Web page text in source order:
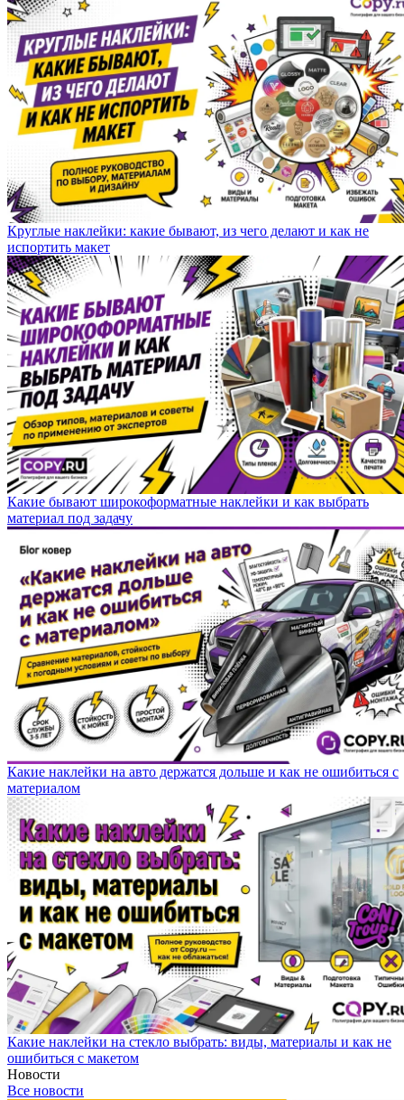
Круглые наклейки: какие бывают, из чего делают и как не
испортить макет
Какие бывают широкоформатные наклейки и как выбрать
материал под задачу
Какие наклейки на авто держатся дольше и как не ошибиться с
материалом
Какие наклейки на стекло выбрать: виды, материалы и как не
ошибиться с макетом
Новости
Все новости